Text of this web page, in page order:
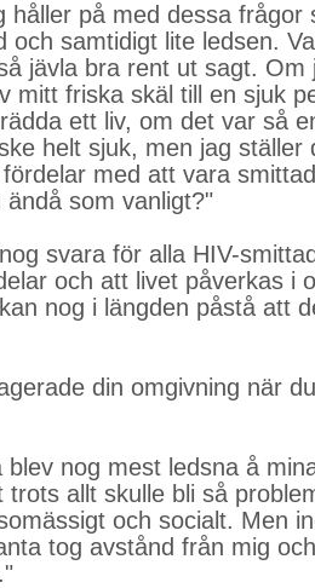
håller på med dessa frågor
och samtidigt lite ledsen.
jävla bra rent ut sagt. Om
mitt friska skäl till en sjuk
ett liv, om det var så
helt sjuk, men jag ställer
med att vara
ändå som vanligt?"
svara för alla HIV-
och att livet påverkas i
nog i längden påstå att
din omgivning när
blev nog mest ledsna å
trots allt skulle bli så
och socialt. Men
tog avstånd från mig